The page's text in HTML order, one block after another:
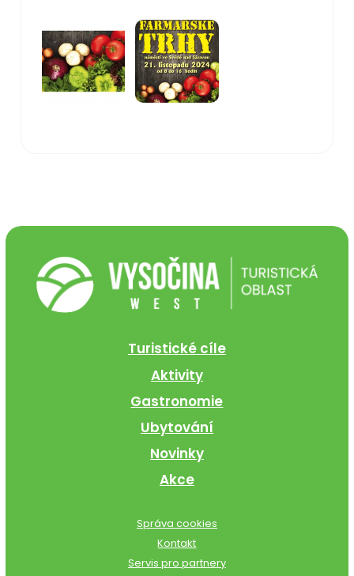
Turistické cíle
Aktivity
Gastronomie
Ubytování
Novinky
Akce
Správa cookies
Kontakt
Servis pro partnery